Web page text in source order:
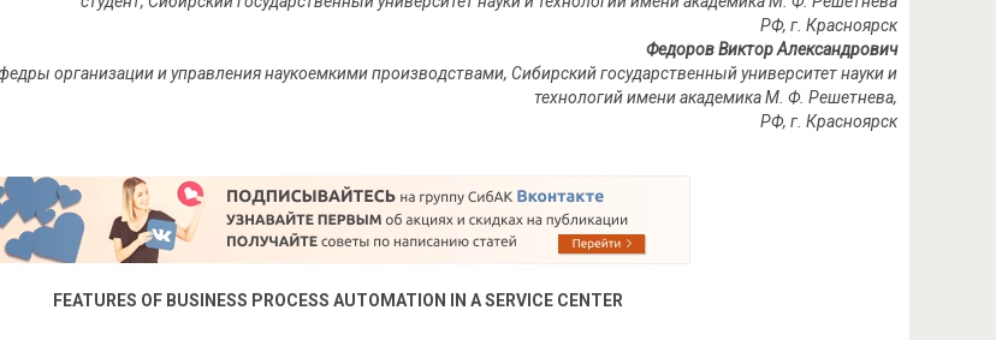
РФ, г. Красноярск
Федоров Виктор Александрович
организации и управления наукоемкими производствами, Сибирский государственный университет науки и
технологий имени академика М. Ф. Решетнева,
РФ, г. Красноярск
FEATURES OF BUSINESS PROCESS AUTOMATION IN A SERVICE CENTER